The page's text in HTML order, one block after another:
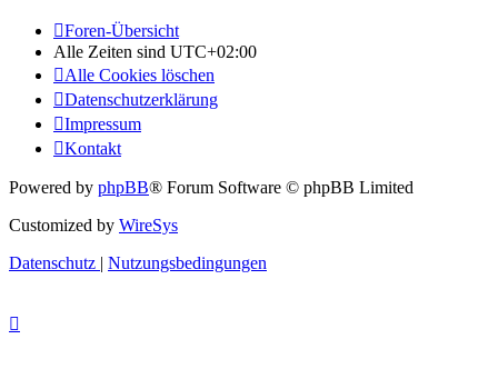
Foren-Übersicht
Alle Zeiten sind UTC+02:00
Alle Cookies löschen
Datenschutzerklärung
Impressum
Kontakt
Powered by phpBB® Forum Software © phpBB Limited
Customized by WireSys
Datenschutz | Nutzungsbedingungen